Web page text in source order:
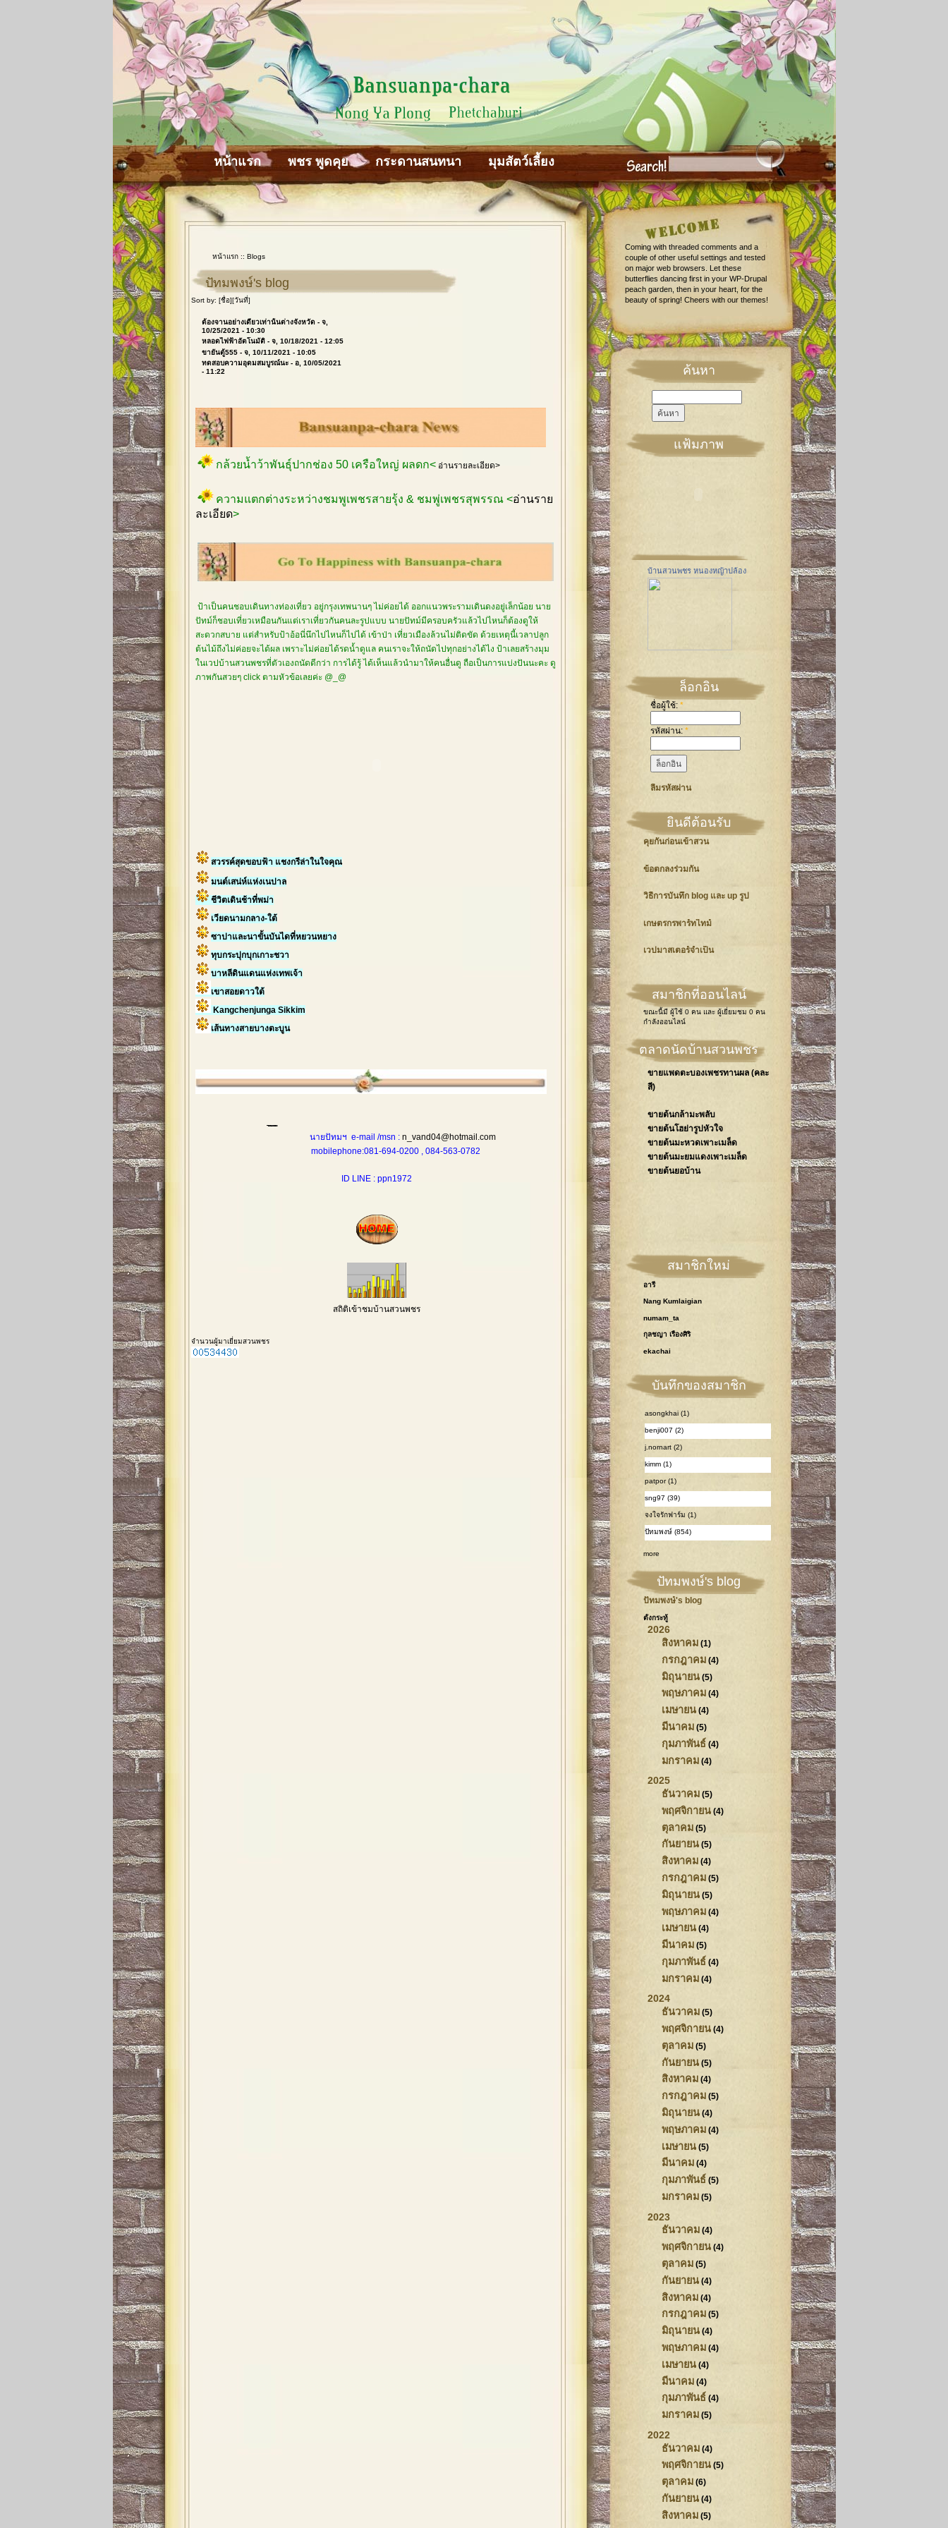
หน้าแรก พชร พูดคุย กระดานสนทนา มุมสัตว์เลี้ยง
หน้าแรก :: Blogs
ปัทมพงษ์'s blog
Sort by: [ชื่อ][วันที่]
ต้องจานอย่างเดียวเท่านั้นต่างจังหวัด - จ,
10/25/2021 - 10:30
หลอดไฟฟ้าอัตโนมัติ - จ, 10/18/2021 - 12:05
ขายันตู้555 - จ, 10/11/2021 - 10:05
ทดสอบความอุดมสมบูรณ์นะ - อ, 10/05/2021
- 11:22
กล้วยน้ำว้าพันธุ์ปากช่อง 50 เครือใหญ่ ผลดก< อ่านรายละเอียด>
ความแตกต่างระหว่างชมพูเพชรสายรุ้ง & ชมพู่เพชรสุพรรณ <อ่านราย
ละเอียด>
ป้าเป็นคนชอบเดินทางท่องเที่ยว อยู่กรุงเทพนานๆ ไม่ค่อยได้ ออกแนวพระรามเดินดงอยู่เล็กน้อย นาย
ปัทม์ก็ชอบเที่ยวเหมือนกันแต่เราเที่ยวกันคนละรูปแบบ นายปัทม์มีครอบครัวแล้วไปไหนก็ต้องดูให้
สะดวกสบาย แต่สำหรับป้าอ้อนี่นึกไปไหนก็ไปได้ เข้าป่า เที่ยวเมืองล้วนไม่ติดขัด ด้วยเหตุนี้เวลาปลูก
ต้นไม้ถึงไม่ค่อยจะได้ผล เพราะไม่ค่อยได้รดน้ำดูแล คนเราจะให้ถนัดไปทุกอย่างได้ไง ป้าเลยสร้างมุม
ในเวปบ้านสวนพชรที่ตัวเองถนัดดีกว่า การได้รู้ ได้เห็นแล้วนำมาให้คนอื่นดู ถือเป็นการแบ่งปันนะคะ ดู
ภาพกันสวยๆ click ตามหัวข้อเลยค่ะ @_@
สวรรค์สุดขอบฟ้า แชงกรีล่าในใจคุณ
มนต์เสน่ห์แห่งเนปาล
ชีวิตเดินช้าที่พม่า
เวียดนามกลาง-ใต้
ซาปาและนาขั้นบันไดที่หยวนหยาง
ทุบกระปุกบุกเกาะชวา
บาหลีดินแดนแห่งเทพเจ้า
เขาสอยดาวใต้
Kangchenjunga Sikkim
เส้นทางสายบางตะบูน
นายปัทมฯ e-mail /msn : n_vand04@hotmail.com
mobilephone:081-694-0200 , 084-563-0782
ID LINE : ppn1972
สถิติเข้าชมบ้านสวนพชร
จำนวนผู้มาเยี่ยมสวนพชร
Coming with threaded comments and a
couple of other useful settings and tested
on major web browsers. Let these
butterflies dancing first in your WP-Drupal
peach garden, then in your heart, for the
beauty of spring! Cheers with our themes!
ค้นหา
แฟ้มภาพ
บ้านสวนพชร หนองหญ้าปล้อง
ล็อกอิน
ชื่อผู้ใช้: *
รหัสผ่าน: *
ลืมรหัสผ่าน
ยินดีต้อนรับ
คุยกันก่อนเข้าสวน
ข้อตกลงร่วมกัน
วิธีการบันทึก blog และ up รูป
เกษตรกรพาร์ทไทม์
เวปมาสเตอร์จำเป็น
สมาชิกที่ออนไลน์
ขณะนี้มี ผู้ใช้ 0 คน และ ผู้เยี่ยมชม 0 คน
กำลังออนไลน์
ตลาดนัดบ้านสวนพชร
ขายแพดตะบองเพชรทานผล (คละ
สี)
ขายต้นกล้ามะพลับ
ขายต้นโฮย่ารูปหัวใจ
ขายต้นมะหวดเพาะเมล็ด
ขายต้นมะยมแดงเพาะเมล็ด
ขายต้นยอบ้าน
สมาชิกใหม่
อารี
Nang Kumlaigian
numam_ta
กุลชญา เรืองศิริ
ekachai
บันทึกของสมาชิก
asongkhai (1)
benji007 (2)
j.nornart (2)
kimm (1)
patpor (1)
sng97 (39)
จงใจรักฟาร์ม (1)
ปัทมพงษ์ (854)
more
ปัทมพงษ์'s blog
ปัทมพงษ์'s blog
ตั้งกระทู้
2026
สิงหาคม (1)
กรกฎาคม (4)
มิถุนายน (5)
พฤษภาคม (4)
เมษายน (4)
มีนาคม (5)
กุมภาพันธ์ (4)
มกราคม (4)
2025
ธันวาคม (5)
พฤศจิกายน (4)
ตุลาคม (5)
กันยายน (5)
สิงหาคม (4)
กรกฎาคม (5)
มิถุนายน (5)
พฤษภาคม (4)
เมษายน (4)
มีนาคม (5)
กุมภาพันธ์ (4)
มกราคม (4)
2024
ธันวาคม (5)
พฤศจิกายน (4)
ตุลาคม (5)
กันยายน (5)
สิงหาคม (4)
กรกฎาคม (5)
มิถุนายน (4)
พฤษภาคม (4)
เมษายน (5)
มีนาคม (4)
กุมภาพันธ์ (5)
มกราคม (5)
2023
ธันวาคม (4)
พฤศจิกายน (4)
ตุลาคม (5)
กันยายน (4)
สิงหาคม (4)
กรกฎาคม (5)
มิถุนายน (4)
พฤษภาคม (4)
เมษายน (4)
มีนาคม (4)
กุมภาพันธ์ (4)
มกราคม (5)
2022
ธันวาคม (4)
พฤศจิกายน (5)
ตุลาคม (6)
กันยายน (4)
สิงหาคม (5)